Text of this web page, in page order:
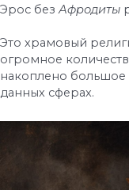
Эрос безАфродиты
Это храмовый
огромное
накоплено большое
данных сферах.